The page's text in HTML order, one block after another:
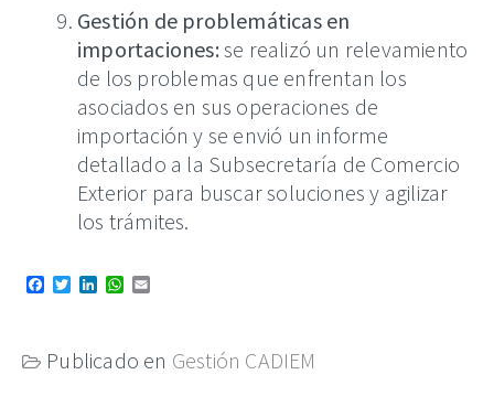
Gestión de problemáticas en
importaciones: se realizó un relevamiento
de los problemas que enfrentan los
asociados en sus operaciones de
importación y se envió un informe
detallado a la Subsecretaría de Comercio
Exterior para buscar soluciones y agilizar
los trámites.
Facebook
TwitterLinkedInWhatsApp
Publicado en Gestión CADIEM